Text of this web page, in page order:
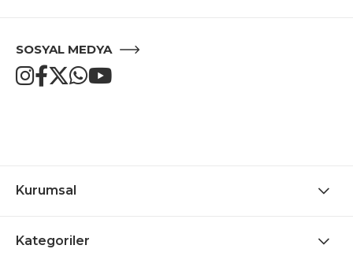
SOSYAL MEDYA
Kurumsal
Kategoriler